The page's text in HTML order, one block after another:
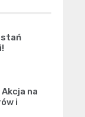
na
i